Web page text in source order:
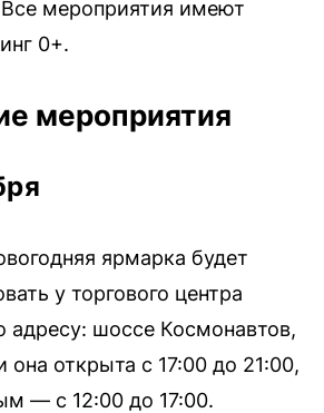
мероприятия имеют
0+.
мероприятия
ярмарка будет
у торгового центра
адресу: шоссе Космонавтов,
она открыта с 17:00 до 21:00,
— с 12:00 до 17:00.